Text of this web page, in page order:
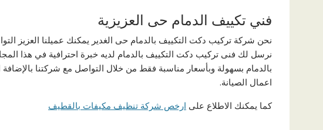
فني تكييف الدمام حى العزيزية
نحن شركة تركيب دكت التكييف بالدمام حى الغدير يمكنك عميلنا العزيز
نرسل لك فنى تركيب دكت التكييف بالدمام لديه خبرة احترافية في هذا
بالدمام بسهولة وبأسعار مناسبة فقط من خلال التواصل مع شركتنا
اعمال الصيانة.
كما يمكنك الاطلاع على ارخص شركة تنظيف مكيفات بالقطيف